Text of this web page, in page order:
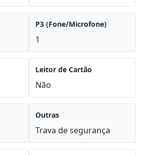
P3 (Fone/Microfone)
1
Leitor de Cartão
Não
Outras
Trava de segurança